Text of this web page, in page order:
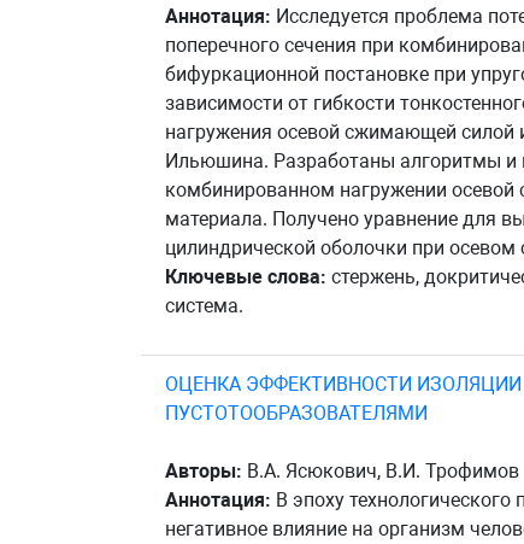
Аннотация: Исследуется проблема
поперечного сечения при
бифуркационной постановке при
зависимости от гибкости
нагружения осевой сжимающей силой
Ильюшина. Разработаны алгоритмы и
комбинированном нагружении
материала. Получено уравнение для
цилиндрической оболочки при
Ключевые слова: стержень,
система.
ОЦЕНКА ЭФФЕКТИВНОСТИ
ПУСТОТООБРАЗОВАТЕЛЯМИ
Авторы: В.А. Ясюкович, В.И. Трофимов
Аннотация: В эпоху
негативное влияние на организм